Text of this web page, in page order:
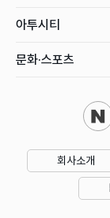
아투시티
문화·스포츠
회사소개